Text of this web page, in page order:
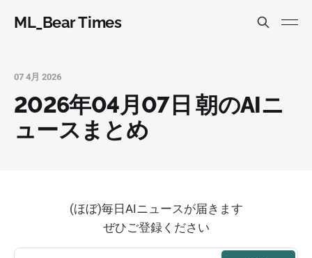
ML_Bear Times
07 4月 2026
2026年04月07日 朝のAIニ
ュースまとめ
(ほぼ)毎日AIニュースが届きます
ぜひご登録ください